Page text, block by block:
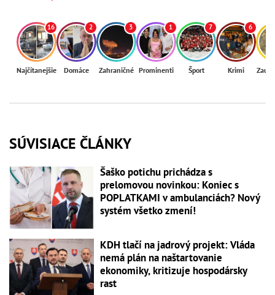
16
Najčítanejšie
2
Domáce
3
Zahraničné
1
Prominenti
7
Šport
6
Krimi
SÚVISIACE ČLÁNKY
Šaško potichu prichádza s
prelomovou novinkou: Koniec s
POPLATKAMI v ambulanciách? Nový
systém všetko zmení!
KDH tlačí na jadrový projekt: Vláda
nemá plán na naštartovanie
ekonomiky, kritizuje hospodársky
rast